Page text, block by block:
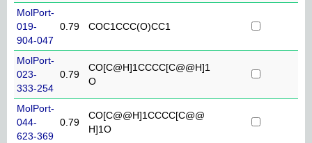
MolPort-
019-
904-047
0.79 COC1CCC(O)CC1
MolPort-
023-
333-254
0.79
CO[C@H]1CCCC[C@@H]1
O
MolPort-
044-
623-369
0.79
CO[C@@H]1CCCC[C@@
H]1O